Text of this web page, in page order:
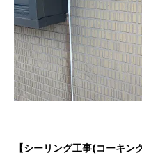
【シーリング工事(コーキン